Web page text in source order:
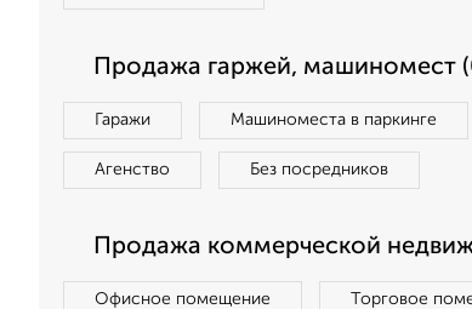
Продажа гаржей, машиномест
Гаражи Машиноместа в паркинге
Агенство Без посредников
Продажа коммерческой
Офисное помещение Торговое